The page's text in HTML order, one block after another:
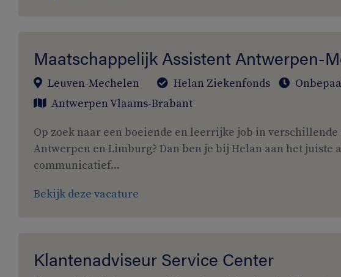
Maatschappelijk Assistent Antwerpen-
Leuven-Mechelen Helan Ziekenfonds
AntwerpenVlaams-Brabant
Op zoek naar een boeiende en leerrijke job in
Antwerpen en Limburg? Dan ben je bij Helan aan het juiste
communicatief...
Bekijk deze vacature
Klantenadviseur Service Center